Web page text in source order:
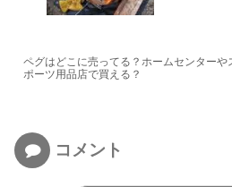
ペグはどこに売ってる？ホームセンターや
ポーツ用品店で買える？
コメント